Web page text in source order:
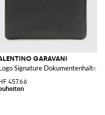
GARAVANI
Signature Dokumentenhalter
457.66